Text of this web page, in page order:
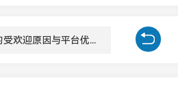
韩漫画无遮挡歪歪漫画的受欢迎原因与平台优势分析